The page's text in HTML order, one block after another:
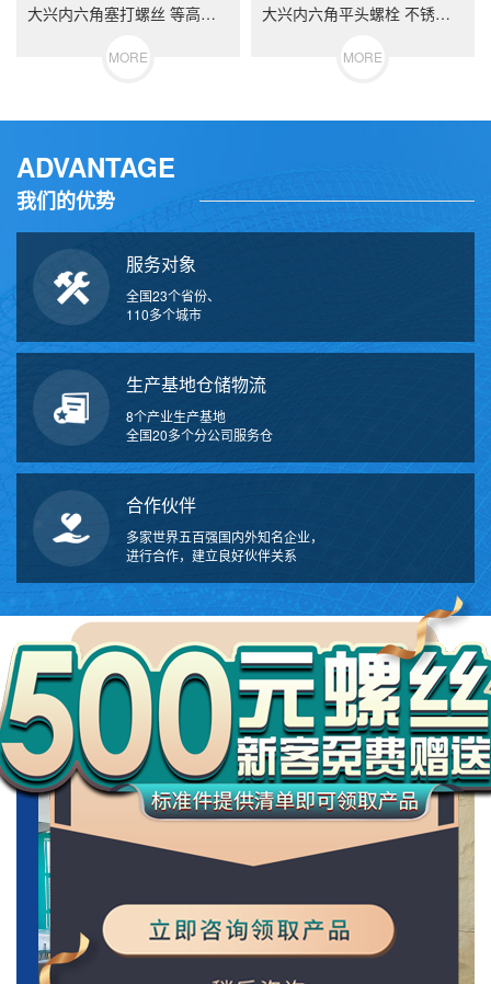
大兴内六角塞打螺丝 等高限位螺栓 不锈钢（304/316）碳钢 合金钢
MORE
大兴内六角平头螺栓 不锈钢（304/316）碳钢 合金钢
MORE
ADVANTAGE
我们的优势
服务对象
全国23个省份、
110多个城市
生产基地仓储物流
8个产业生产基地
全国20多个分公司服务仓
合作伙伴
多家世界五百强国内外知名企业，
进行合作，建立良好伙伴关系
ABOUT US
关于我们
工
品